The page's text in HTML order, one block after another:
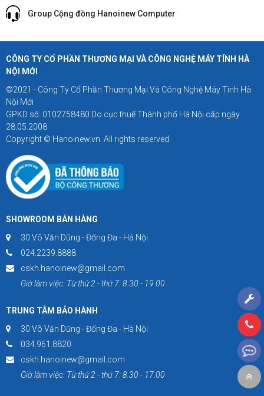
Group Cộng đồng Hanoinew Computer
CÔNG TY CỔ PHẦN THƯƠNG MẠI VÀ CÔNG NGHỆ MÁY TÍNH HÀ
NỘI MỚI
©2021 - Công Ty Cổ Phần Thương Mại Và Công Nghệ Máy Tính Hà
Nội Mới
GPKD số: 0102758480 Do cục thuế Thành phố Hà Nội cấp ngày
28.05.2008
Copyright © Hanoinew.vn. All rights reserved.
SHOWROOM BÁN HÀNG
30 Võ Văn Dũng - Đống Đa - Hà Nội
024.2239.8888
cskh.hanoinew@gmail.com
Giờ làm việc: Từ thứ 2 - thứ 7: 8.30 - 19.00
TRUNG TÂM BẢO HÀNH
30 Võ Văn Dũng - Đống Đa - Hà Nội
034.961.8820
cskh.hanoinew@gmail.com
Giờ làm việc: Từ thứ 2 - thứ 7: 8.30 - 17.00